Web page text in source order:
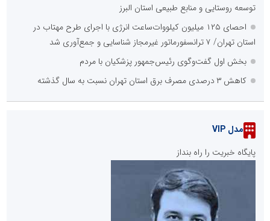
توسعه روستایی و منابع طبیعی استان البرز
احصای ۱۲۵ میلیون کیلووات‌ساعت انرژی با اجرای طرح مهتاب در
استان تهران/ ۷ ترانسفورماتور غیرمجاز شناسایی و جمع‌آوری شد
بخش اول گفت‌وگوی رئیس‌جمهور پزشکیان با مردم
کاهش ۳ درصدی مصرف برق استان تهران نسبت به سال گذشته
مدل VIP
پایگاه خبریت را راه بنداز